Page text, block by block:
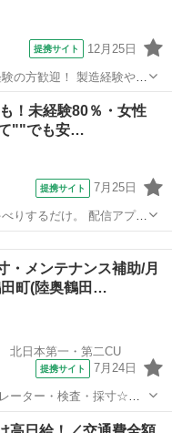
提携サイト 12月25日
ーション業務をお任せし
！未経験80％・女性
""でも安…
提携サイト 7月25日
りするだけ。 配信アプリ
配信するお仕事です。
由
・メンテナンス補助/月
町(陸奥鶴田…
北日本第一・第二CU
提携サイト 7月24日
ーター・検査・採寸☆年
け